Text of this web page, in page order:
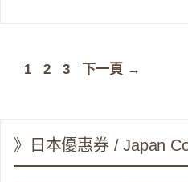
頁
1
頁
2
頁
3 下一頁 →
》日本優惠券 / Japan